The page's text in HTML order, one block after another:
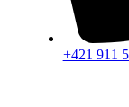
+421 911